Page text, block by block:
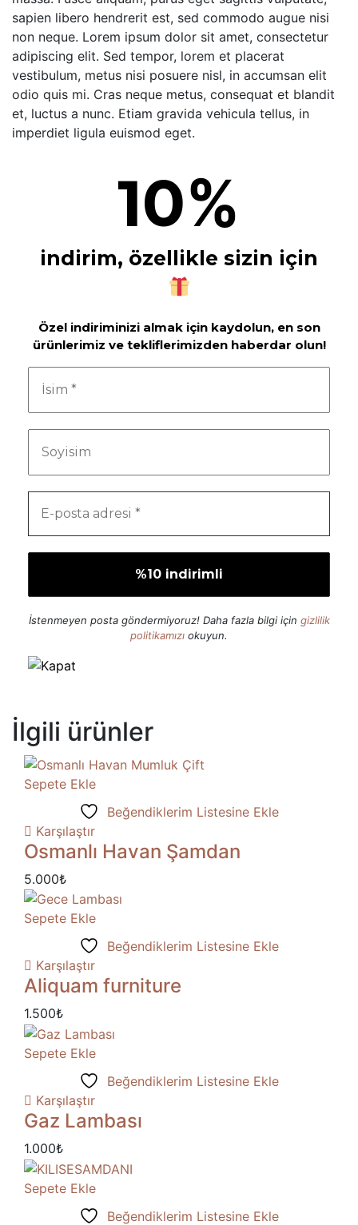
sapien libero hendrerit est, sed commodo augue nisi
non neque. Lorem ipsum dolor sit amet, consectetur
adipiscing elit. Sed tempor, lorem et placerat
vestibulum, metus nisi posuere nisl, in accumsan elit
odio quis mi. Cras neque metus, consequat et blandit
et, luctus a nunc. Etiam gravida vehicula tellus, in
imperdiet ligula euismod eget.
10%
indirim, özellikle sizin için
Özel indiriminizi almak için kaydolun, en son
ürünlerimiz ve tekliflerimizden haberdar olun!
İstenmeyen posta göndermiyoruz! Daha fazla bilgi için gizlilik
politikamızı okuyun.
İlgili ürünler
Sepete Ekle
Beğendiklerim Listesine Ekle
Karşılaştır
Osmanlı Havan Şamdan
5.000₺
Sepete Ekle
Beğendiklerim Listesine Ekle
Karşılaştır
Aliquam furniture
1.500₺
Sepete Ekle
Beğendiklerim Listesine Ekle
Karşılaştır
Gaz Lambası
1.000₺
Sepete Ekle
Beğendiklerim Listesine Ekle